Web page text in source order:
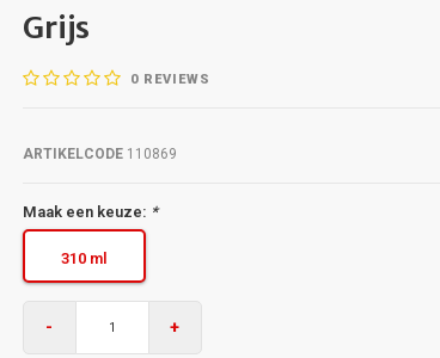
Grijs
0REVIEWS
ARTIKELCODE110869
Maak een keuze: *
310 ml
- +